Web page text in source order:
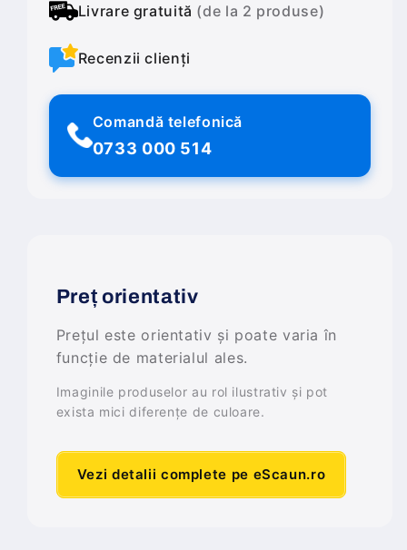
Livrare gratuită (de la 2 produse)
Recenzii clienți
Comandă telefonică
0733 000 514
Preț orientativ
Prețul este orientativ și poate varia în
funcție de materialul ales.
Imaginile produselor au rol ilustrativ și pot
exista mici diferențe de culoare.
Vezi detalii complete pe eScaun.ro